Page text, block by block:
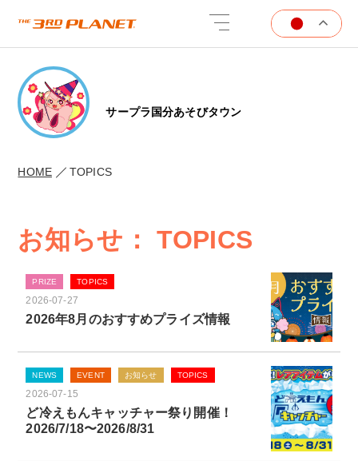
サープラ国分あそびタウン
HOME TOPICS
お知らせ： TOPICS
PRIZE TOPICS
2026-07-27
2026年8月のおすすめプライズ情報
NEWS EVENT お知らせ TOPICS
2026-07-15
ど冷えもんキャッチャー祭り開催！
2026/7/18〜2026/8/31